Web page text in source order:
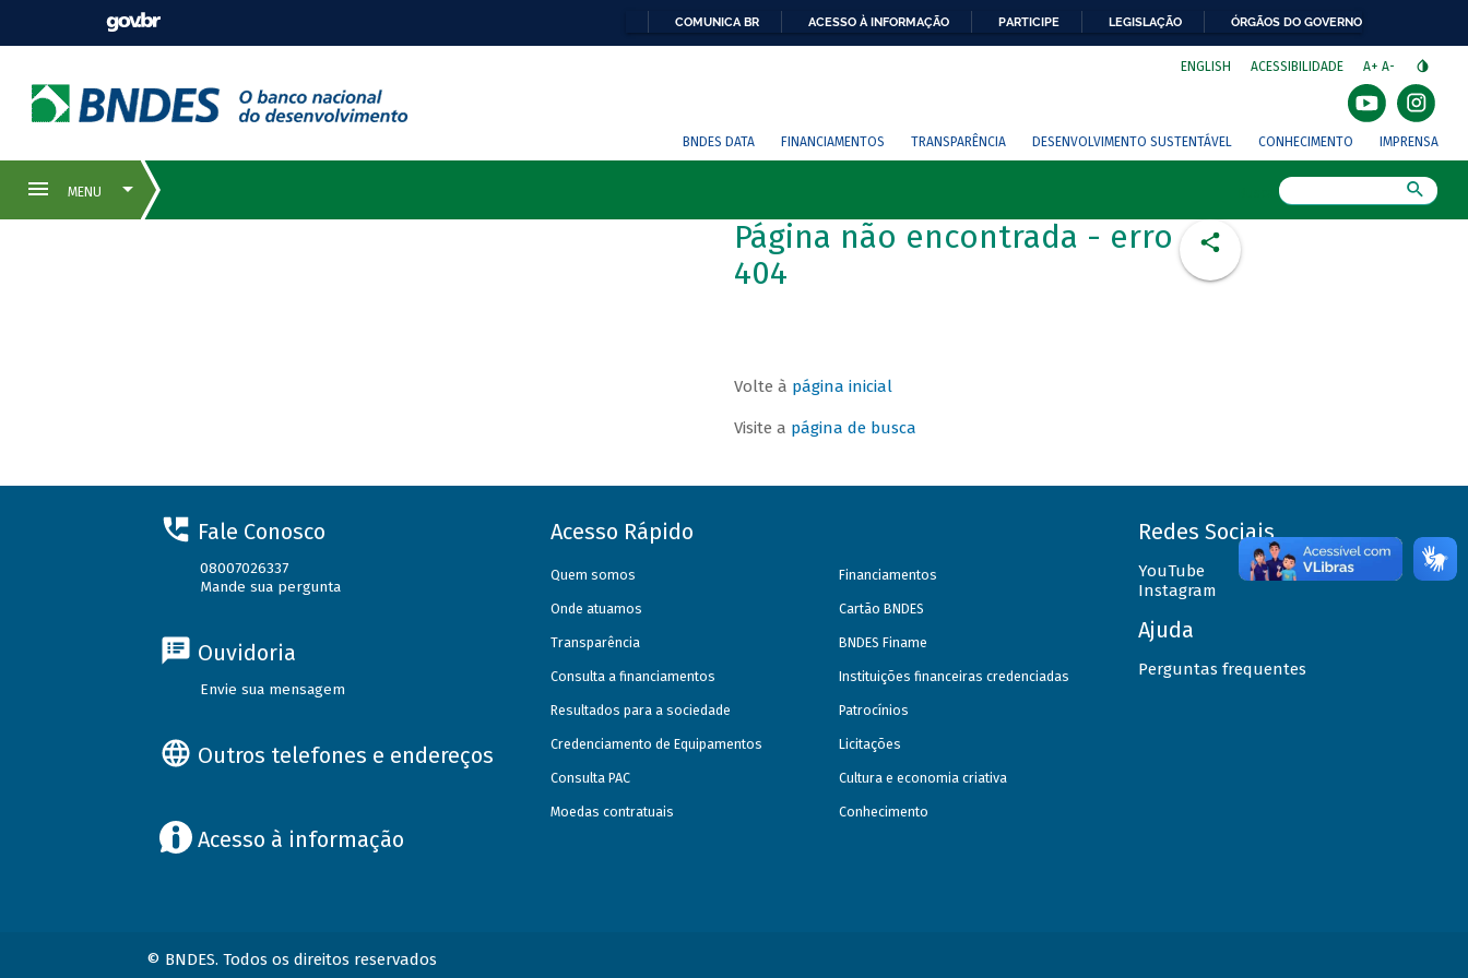
COMUNICA BR ACESSO À INFORMAÇÃO PARTICIPE LEGISLAÇÃO ÓRGÃOS DO GOVERNO
ENGLISH ACESSIBILIDADE A+ A-
BNDES DATA FINANCIAMENTOS TRANSPARÊNCIA DESENVOLVIMENTO SUSTENTÁVEL CONHECIMENTO IMPRENSA
Página não encontrada - erro
404
Volte à página inicial
Visite a página de busca
Fale Conosco
08007026337
Mande sua pergunta
Ouvidoria
Envie sua mensagem
Outros telefones e endereços
Acesso à informação
Acesso Rápido
Quem somos
Onde atuamos
Transparência
Consulta a financiamentos
Resultados para a sociedade
Credenciamento de Equipamentos
Consulta PAC
Moedas contratuais
Financiamentos
Cartão BNDES
BNDES Finame
Instituições financeiras credenciadas
Patrocínios
Licitações
Cultura e economia criativa
Conhecimento
Redes Sociais
YouTube
Instagram
Ajuda
Perguntas frequentes
© BNDES. Todos os direitos reservados